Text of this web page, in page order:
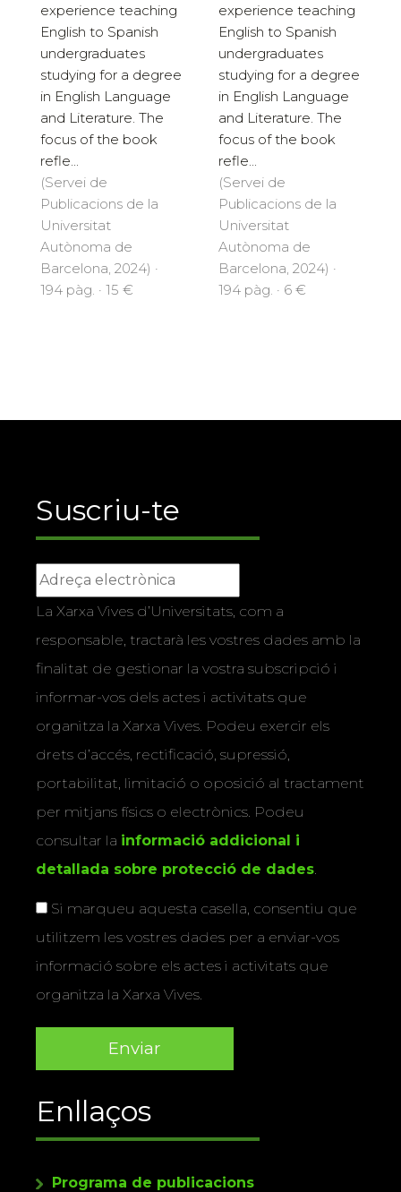
experience teaching
English to Spanish
undergraduates
studying for a degree
in English Language
and Literature. The
focus of the book
refle...
(Servei de
Publicacions de la
Universitat
Autònoma de
Barcelona, 2024) ·
194 pàg. · 15 €
experience teaching
English to Spanish
undergraduates
studying for a degree
in English Language
and Literature. The
focus of the book
refle...
(Servei de
Publicacions de la
Universitat
Autònoma de
Barcelona, 2024) ·
194 pàg. · 6 €
Suscriu-te
La Xarxa Vives d’Universitats, com a
responsable, tractarà les vostres dades amb la
finalitat de gestionar la vostra subscripció i
informar-vos dels actes i activitats que
organitza la Xarxa Vives. Podeu exercir els
drets d’accés, rectificació, supressió,
portabilitat, limitació o oposició al tractament
per mitjans físics o electrònics. Podeu
consultar la informació addicional i
detallada sobre protecció de dades
Si marqueu aquesta casella, consentiu que
utilitzem les vostres dades per a enviar-vos
informació sobre els actes i activitats que
organitza la Xarxa Vives.
Enllaços
Programa de publicacions